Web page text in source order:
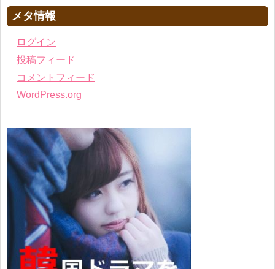
メタ情報
ログイン
投稿フィード
コメントフィード
WordPress.org